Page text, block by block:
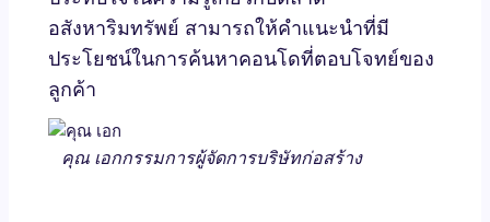
ประทับใจในความรู้เกี่ยวกับตลาด
อสังหาริมทรัพย์ สามารถให้คำแนะนำที่มี
ประโยชน์ในการค้นหาคอนโดที่ตอบโจทย์ของ
ลูกค้า